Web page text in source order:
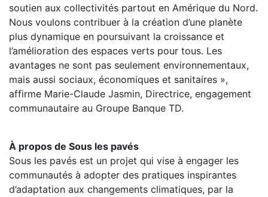
soutien aux collectivités partout en Amérique du Nord.
Nous voulons contribuer à la création d’une planète
plus dynamique en poursuivant la croissance et
l’amélioration des espaces verts pour tous. Les
avantages ne sont pas seulement environnementaux,
mais aussi sociaux, économiques et sanitaires »,
affirme Marie-Claude Jasmin, Directrice, engagement
communautaire au Groupe Banque TD.
À propos de Sous les pavés
Sous les pavés est un projet qui vise à engager les
communautés à adopter des pratiques inspirantes
d’adaptation aux changements climatiques, par la